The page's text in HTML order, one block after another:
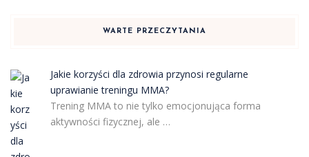
WARTE PRZECZYTANIA
Jakie korzyści dla zdrowia przynosi regularne
uprawianie treningu MMA?
Trening MMA to nie tylko emocjonująca forma
aktywności fizycznej, ale …